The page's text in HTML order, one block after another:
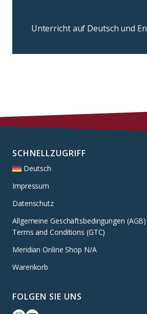
Unterricht auf Deutsch und
SCHNELLZUGRIFF
Deutsch
Impressum
Datenschutz
Allgemeine Geschäftsbedingungen
Terms and Conditions (GTC)
Meridian Online Shop N/A
Warenkorb
FOLGEN SIE UNS